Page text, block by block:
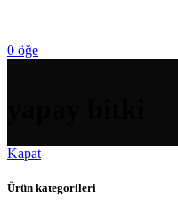
0 öğe
Kapat
Ürün kategorileri